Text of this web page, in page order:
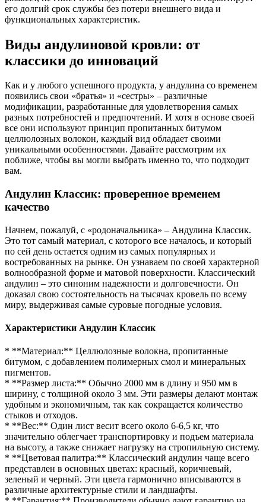
его долгий срок службы без потери внешнего вида и
функциональных характеристик.
Виды андулиновой кровли: от
классики до инноваций
Как и у любого успешного продукта, у андулина со временем
появились свои «братья» и «сестры» – различные
модификации, разработанные для удовлетворения самых
разных потребностей и предпочтений. И хотя в основе своей
все они используют принцип пропитанных битумом
целлюлозных волокон, каждый вид обладает своими
уникальными особенностями. Давайте рассмотрим их
поближе, чтобы вы могли выбрать именно то, что подходит
вам.
Андулин Классик: проверенное временем
качество
Начнем, пожалуй, с «родоначальника» – Андулина Классик.
Это тот самый материал, с которого все началось, и который
по сей день остается одним из самых популярных и
востребованных на рынке. Он узнаваем по своей характерной
волнообразной форме и матовой поверхности. Классический
андулин – это синоним надежности и долговечности. Он
доказал свою состоятельность на тысячах кровель по всему
миру, выдерживая самые суровые погодные условия.
Характеристики Андулин Классик
* **Материал:** Целлюлозные волокна, пропитанные
битумом, с добавлением полимерных смол и минеральных
пигментов.
* **Размер листа:** Обычно 2000 мм в длину и 950 мм в
ширину, с толщиной около 3 мм. Эти размеры делают монтаж
удобным и экономичным, так как сокращается количество
стыков и отходов.
* **Вес:** Один лист весит всего около 6-6,5 кг, что
значительно облегчает транспортировку и подъем материала
на высоту, а также снижает нагрузку на стропильную систему.
* **Цветовая палитра:** Классический андулин чаще всего
представлен в основных цветах: красный, коричневый,
зеленый и черный. Эти цвета гармонично вписываются в
различные архитектурные стили и ландшафты.